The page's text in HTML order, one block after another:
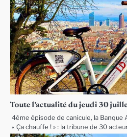
Toute l’actualité du jeudi 30
4ème épisode de canicule, la
« Ça chauffe ! » : la tribune de 30